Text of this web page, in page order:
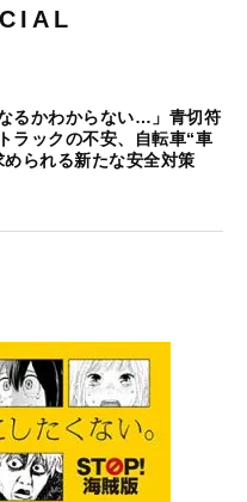
るかわからない…」青切符
ラックの不安、自転車“車
られる新たな安全対策